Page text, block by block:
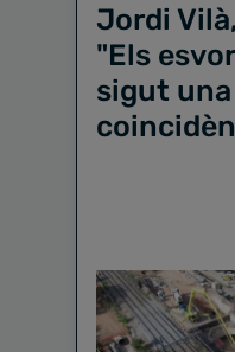
Jordi
"Els
sigut